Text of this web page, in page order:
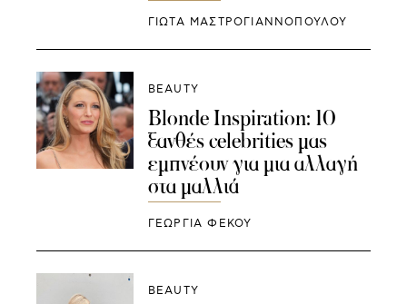
ΓΙΩΤΑ ΜΑΣΤΡΟΓΙΑΝΝΟΠΟΥΛΟΥ
BEAUTY
Blonde Inspiration: 10
ξανθές celebrities μας
εμπνέουν για μια αλλαγή
στα μαλλιά
ΓΕΩΡΓΙΑ ΦΕΚΟΥ
BEAUTY